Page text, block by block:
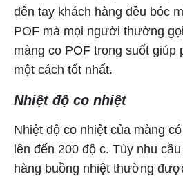
đến tay khách hàng đều bóc
POF mà mọi người thường
màng co POF trong suốt giúp
một cách tốt nhất.
Nhiệt độ co nhiệt
Nhiệt độ co nhiệt của màng
lên đến 200 độ c. Tùy nhu
hàng buồng nhiệt thường